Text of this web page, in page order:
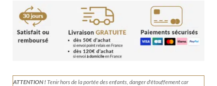
ATTENTION !Tenirhors de la portée des enfants, danger d'étouffement car